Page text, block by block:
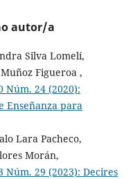
autor/a
Silva Lomelí,
Figueroa ,
Núm. 24 (2020):
Enseñanza para
Lara Pacheco,
Morán,
Núm. 29 (2023): Decires